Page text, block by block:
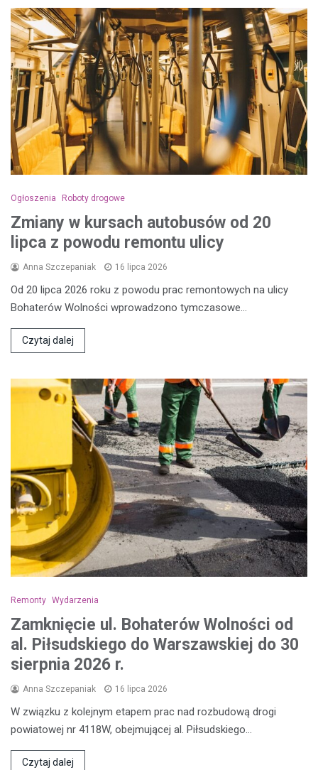
Ogłoszenia Roboty drogowe
Zmiany w kursach autobusów od 20
lipca z powodu remontu ulicy
Anna Szczepaniak 16 lipca 2026
Od 20 lipca 2026 roku z powodu prac remontowych na ulicy
Bohaterów Wolności wprowadzono tymczasowe…
Czytaj dalej
Remonty Wydarzenia
Zamknięcie ul. Bohaterów Wolności od
al. Piłsudskiego do Warszawskiej do 30
sierpnia 2026 r.
Anna Szczepaniak 16 lipca 2026
W związku z kolejnym etapem prac nad rozbudową drogi
powiatowej nr 4118W, obejmującej al. Piłsudskiego…
Czytaj dalej